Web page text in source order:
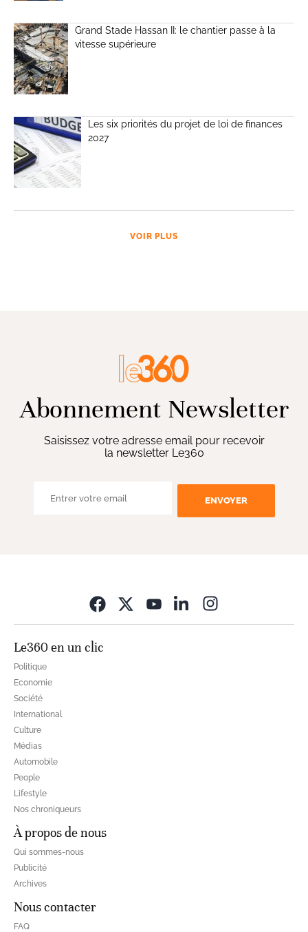
Grand Stade Hassan II: le chantier passe à la
vitesse supérieure
Les six priorités du projet de loi de finances
2027
VOIR PLUS
Abonnement Newsletter
Saisissez votre adresse email pour recevoir
la newsletter Le360
ENVOYER
Le360 en un clic
Politique
Economie
Société
International
Culture
Médias
Automobile
People
Lifestyle
Nos chroniqueurs
À propos de nous
Qui sommes-nous
Publicité
Archives
Nous contacter
FAQ